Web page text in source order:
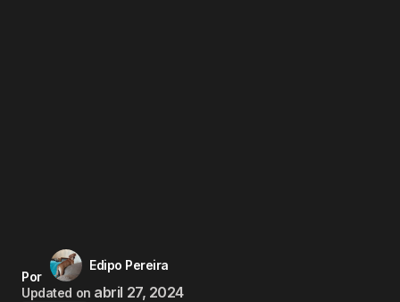
Por
Edipo Pereira
Updated on abril 27, 2024